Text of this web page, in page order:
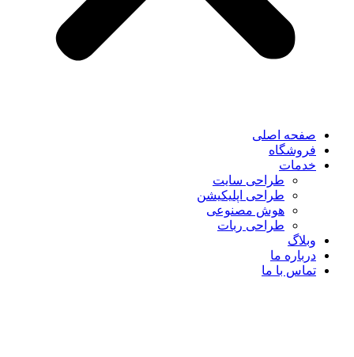
صفحه اصلی
فروشگاه
خدمات
طراحی سایت
طراحی اپلیکیشن
هوش مصنوعی
طراحی ربات
وبلاگ
درباره ما
تماس با ما